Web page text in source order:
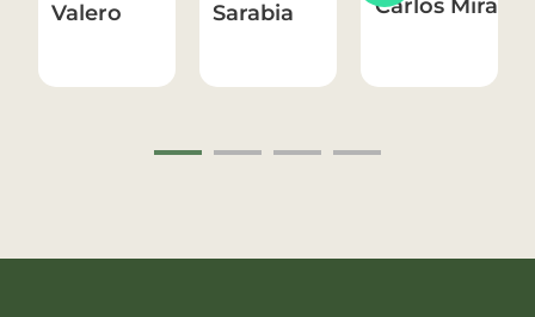
Valero
Sarabia
Carlos Mira